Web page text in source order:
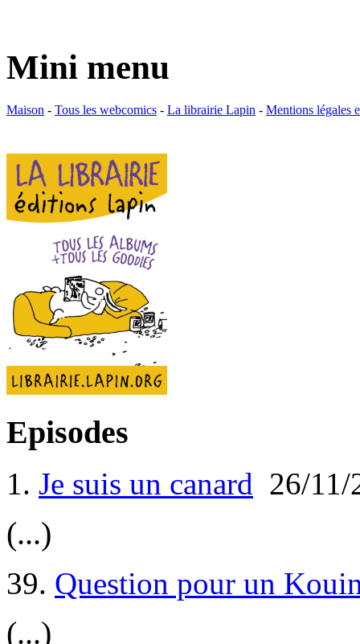
Mini menu
Maison - Tous les webcomics - La librairie Lapin - Mentions légales
Episodes
1. Je suis un canard 26/11/
(...)
39. Question pour un
(...)